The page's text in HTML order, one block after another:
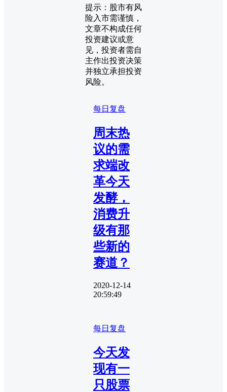
提示：股市有风
险入市需谨慎，
文章不构成任何
投资建议或意
见，投资者需自
主作出投资决策
并独立承担投资
风险。
每日复盘
周末热
议的需
求端改
革今天
发酵，
消费升
级有那
些新的
赛道？
2020-12-14
20:59:49
每日复盘
今天发
现有一
只股票